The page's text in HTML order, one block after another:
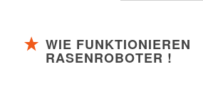
WIE FUNKTIONIEREN
RASENROBOTER !